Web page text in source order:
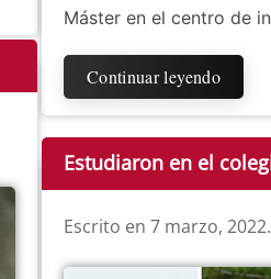
Máster en el centro de
Continuar leyendo
Estudiaron en el
Escrito en 7 marzo, 2022